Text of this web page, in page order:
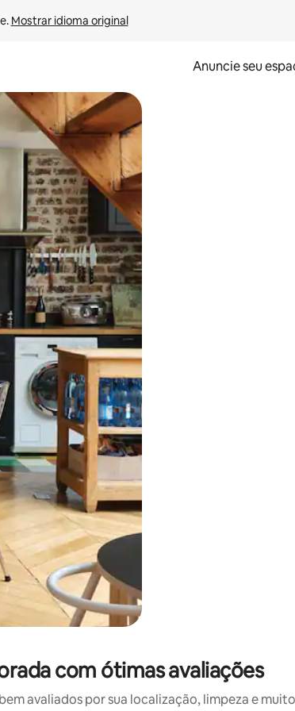
Mostrar idioma original
Anuncie seu
ou tocando e deslizando o dedo na tela.
com ótimas avaliações
avaliados por sua localização, limpeza e